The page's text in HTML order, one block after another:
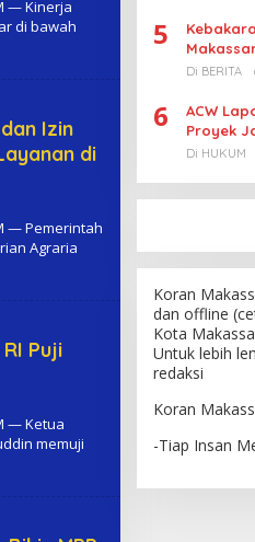
H
M
— Kinerja
di bawah
Izin
di
— Pemerintah
Agraria
Puji
— Ketua
memuji
5
Di BERITA
6
ACW
Proyek
Di HUKUM
Koran
dan offline
Kota
Untuk lebih
redaksi
Koran
-Tiap Insan